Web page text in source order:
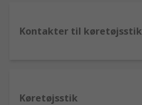
Kontakter til køretøjsstik
Køretøjsstik